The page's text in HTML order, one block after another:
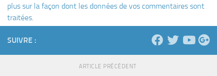
plus sur la façon dont les données de vos commentaires sont
traitées
SUIVRE :
ARTICLE PRÉCÉDENT